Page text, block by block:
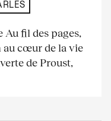
Au fil des pages,
au cœur de la vie
de Proust,